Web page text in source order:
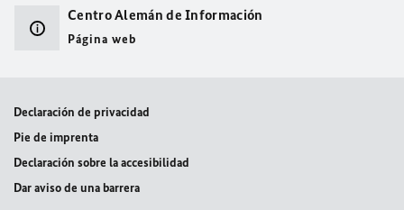
Centro Alemán de Información
Página web
Declaración de privacidad
Pie de imprenta
Declaración sobre la accesibilidad
Dar aviso de una barrera